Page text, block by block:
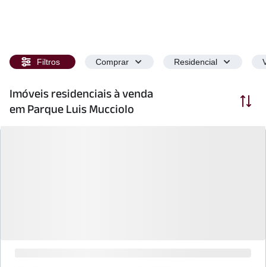
Filtros Comprar Residencial
Imóveis residenciais à venda
em Parque Luis Mucciolo
Ordenar